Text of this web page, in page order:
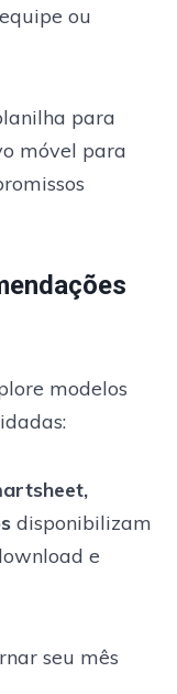
ou
para
móvel para
modelos
disponibilizam
e
seu mês